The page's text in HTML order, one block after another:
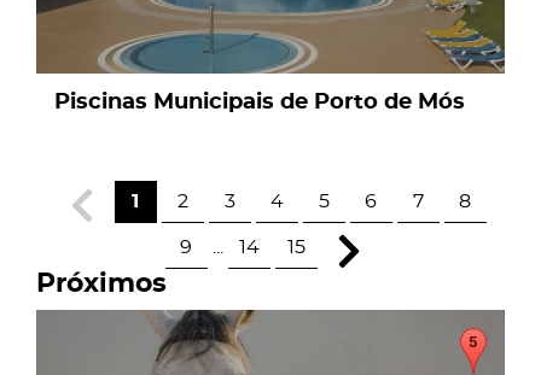
Piscinas Municipais de Porto de Mós
1 2 3 4 5 6 7 8
9 14 15
Próximos